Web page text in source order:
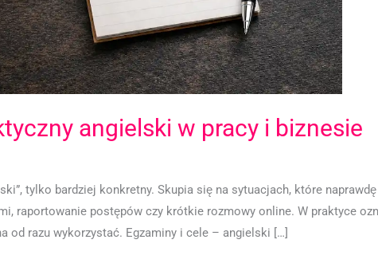
angielski w pracy i biznesie
tylko bardziej konkretny. Skupia się na sytuacjach, które
raportowanie postępów czy krótkie rozmowy online. W praktyce
od razu wykorzystać. Egzaminy i cele – angielski […]